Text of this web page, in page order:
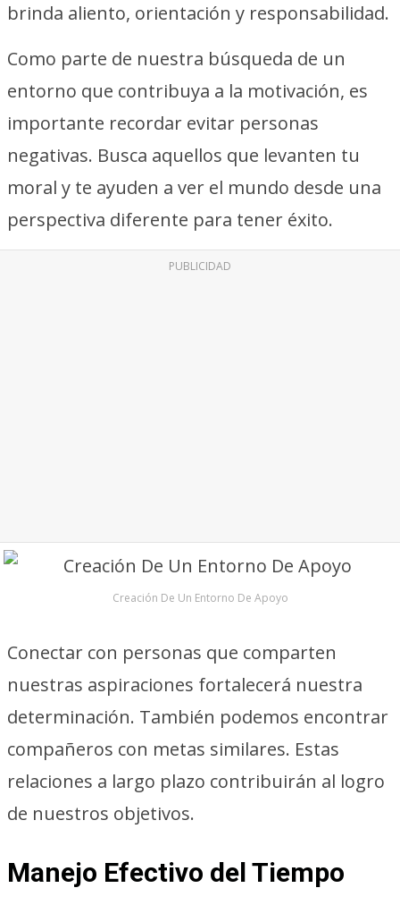
brinda aliento, orientación y responsabilidad.
Como parte de nuestra búsqueda de un
entorno que contribuya a la motivación, es
importante recordar evitar personas
negativas. Busca aquellos que levanten tu
moral y te ayuden a ver el mundo desde una
perspectiva diferente para tener éxito.
PUBLICIDAD
Creación De Un Entorno De Apoyo
Conectar con personas que comparten
nuestras aspiraciones fortalecerá nuestra
determinación. También podemos encontrar
compañeros con metas similares. Estas
relaciones a largo plazo contribuirán al logro
de nuestros objetivos.
Manejo Efectivo del Tiempo